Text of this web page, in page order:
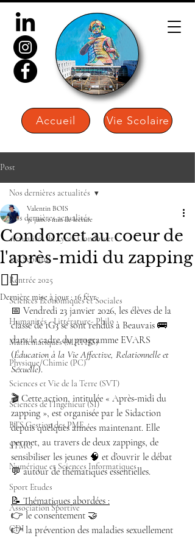
Vie Scolaire
Accueil
Post
Nos dernières actualités
Actualités du Lycée Condorcet
Vie Scolaire
Rentrée 2025
Sciences Économiques et Sociales
Humanités - Littérature- Philo
Mathématiques (MATHS)
Physique/Chimie (PC)
Sciences et Vie de la Terre (SVT)
Sciences de l’Ingénieur (SI)
BTS Gestion des PME
STMG
Numérique et Sciences Informatiques
Sport Etudes
Association Sportive
CDI
Nos dernières actualités
Condorcet au coeur de
l'après-midi du zapping
👍🏻
Valentin BOIS
31 janv.1 min de lecture
Dernière mise à jour : 16 févr.
📅 Vendredi 23 janvier 2026, les élèves de la
classe de 1G3 se sont rendus à Beauvais 🚌
dans le cadre du programme EVARS
(Éducation à la Vie Affective, Relationnelle et
Sexuelle).
🎬 Cette action, intitulée « Après-midi du
zapping », est organisée par le Sidaction
depuis quelques années maintenant. Elle
permet, au travers de deux zappings, de
sensibiliser les jeunes 🧠 et d’ouvrir le débat
💬 autour de thématiques essentielles.
📝 Thématiques abordées :
👉 le consentement 🤝
👉 la prévention des maladies sexuellement